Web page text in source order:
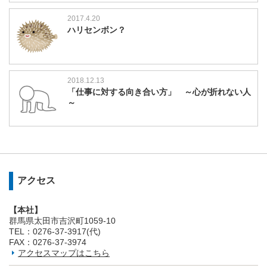
2017.4.20
ハリセンボン？
2018.12.13
「仕事に対する向き合い方」 ～心が折れない人
～
アクセス
【本社】
群馬県太田市吉沢町1059-10
TEL：0276-37-3917(代)
FAX：0276-37-3974
アクセスマップはこちら